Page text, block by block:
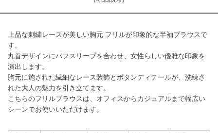
上品な刺繍レースが美しい胸元 フリルが印象的な半袖ブラウスで
す。
丸首デザインにパフスリーブを合わせ、女性らしい優雅な印象を
演出します。
胸元に施された繊細なレース装飾とボタンディテールが、洗練さ
れた大人の魅力を引き立てます。
こちらのフリルブラウスは、オフィスからカジュアルまで幅広い
シーンでお使いいただけます。